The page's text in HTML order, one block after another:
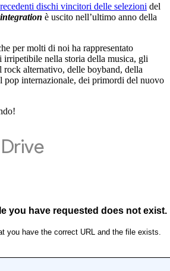
dischi vincitori delle selezioni del
è uscito nell’ultimo anno della
per molti di noi ha rappresentato
irripetibile nella storia della musica, gli
rock alternativo, delle boyband, della
pop internazionale, dei primordi del nuovo